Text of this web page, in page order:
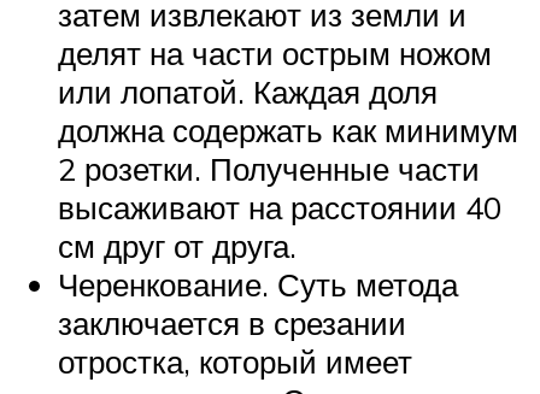
затем извлекают из земли и
делят на части острым ножом
или лопатой. Каждая доля
должна содержать как минимум
2 розетки. Полученные части
высаживают на расстоянии 40
см друг от друга.
Черенкование. Суть метода
заключается в срезании
отростка, который имеет